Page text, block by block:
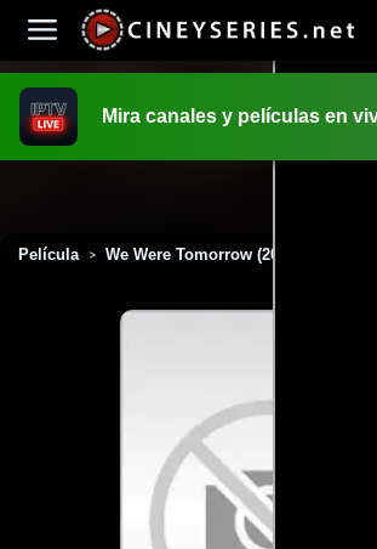
Mira canales y películas en
Película > We Were Tomorrow (2016)